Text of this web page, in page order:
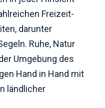
Freizeit-
darunter
Ruhe, Natur
Umgebung des
Hand in Hand mit
ländlicher